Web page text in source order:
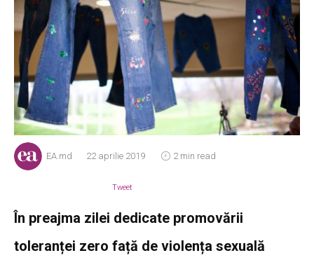
EA.md 22 aprilie 2019 2 min read
Tweet
În preajma zilei dedicate promovării
toleranței zero față de violența sexuală